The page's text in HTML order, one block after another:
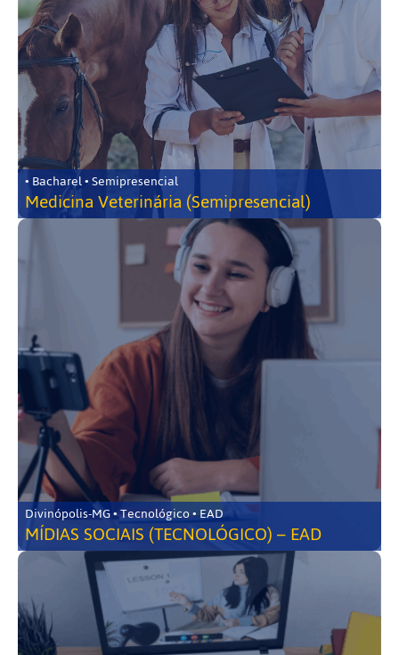
• Bacharel • Semipresencial
Medicina Veterinária (Semipresencial)
Divinópolis-MG • Tecnológico • EAD
MÍDIAS SOCIAIS (TECNOLÓGICO) – EAD